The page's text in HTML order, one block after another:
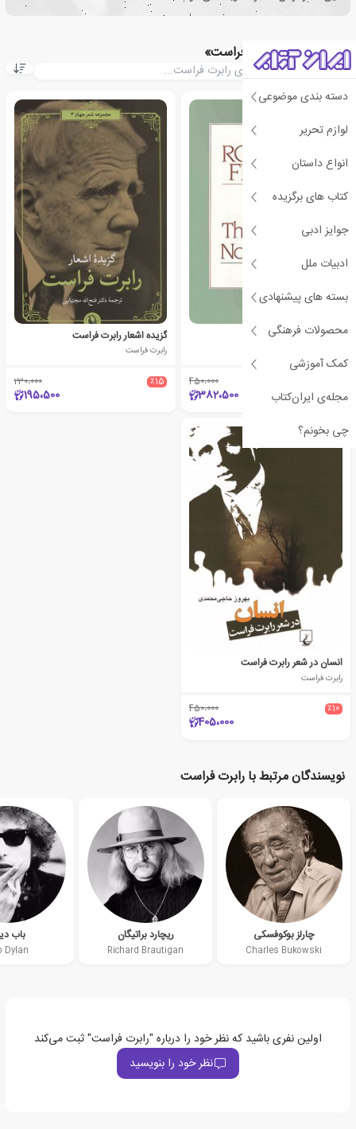
دسته بندی موضوعی
لوازم تحریر
انواع داستان
کتاب های برگزیده
جوایز ادبی
ادبیات ملل
بسته های پیشنهادی
محصولات فرهنگی
کمک آموزشی
مجله‌ی ایران‌کتاب
چی بخونم؟
کتاب های «رابرت فراست»
The Road Not Taken
450،000
382،500
گزیده اشعار رابرت فراست
رابرت فراست
٪15 230،000
195،500
انسان در شعر رابرت فراست
رابرت فراست
٪10 450،000
405،000
نویسندگان مرتبط با رابرت فراست
چارلز بوکوفسکی
Charles Bukowski
ریچارد براتیگان
Richard Brautigan
باب
Dylan
اولین نفری باشید که نظر خود را درباره "رابرت فراست" ثبت می‌کند
نظر خود را بنویسید